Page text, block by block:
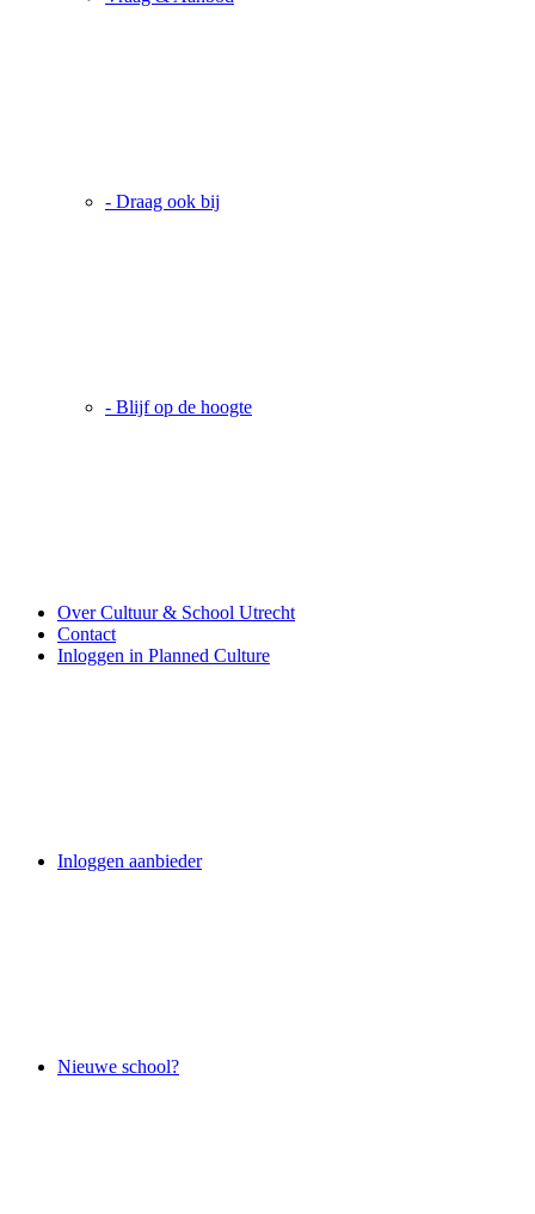
- Draag ook bij
- Blijf op de hoogte
Over Cultuur & School Utrecht
Contact
Inloggen in Planned Culture
Inloggen aanbieder
Nieuwe school?